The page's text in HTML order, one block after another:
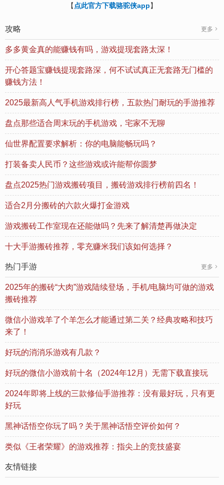
【点此官方下载骆驼侠app】
攻略 更多
多多黄金真的能赚钱有吗，游戏提现套路太深！
开心答题宝赚钱提现套路深，何不试试真正无套路无门槛的
赚钱方法！
2025最新高人气手机游戏排行榜，五款热门耐玩的手游推荐
盘点那些适合周末玩的手机游戏，宅家不无聊
仙世界配置要求解析：你的电脑能畅玩吗？
打装备卖人民币？这些游戏或许能帮你圆梦
盘点2025热门游戏搬砖项目，搬砖游戏排行榜前四名！
适合2月分搬砖的六款火爆打金游戏
游戏搬砖工作室现在还能做吗？先来了解清楚再做决定
十大手游搬砖推荐，零充赚米我们该如何选择？
热门手游 更多
2025年的搬砖“大肉”游戏陆续登场，手机/电脑均可做的游戏
搬砖推荐
微信小游戏羊了个羊怎么才能通过第二关？经典攻略和技巧
来了！
好玩的消消乐游戏有几款？
好玩的微信小游戏前十名（2024年12月）无需下载直接玩
2024年即将上线的三款修仙手游推荐：没有最好玩，只有更
好玩
黑神话悟空你玩了吗？关于黑神话悟空评价如何？
类似《王者荣耀》的游戏推荐：指尖上的竞技盛宴
友情链接